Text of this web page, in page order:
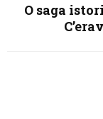
O saga